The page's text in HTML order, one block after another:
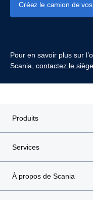
Créez le camion de
Pour en savoir plus sur
Scania, contactez le
Produits
Services
À propos de Scania